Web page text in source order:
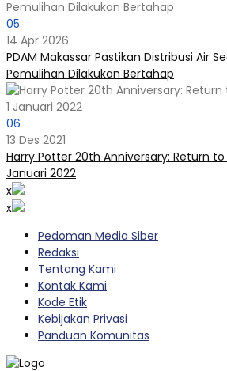
05
14 Apr 2026
PDAM Makassar Pastikan Distribusi Air
Pemulihan Dilakukan Bertahap
06
13 Des 2021
Harry Potter 20th Anniversary: Return to
Januari 2022
x
x
Pedoman Media Siber
Redaksi
Tentang Kami
Kontak Kami
Kode Etik
Kebijakan Privasi
Panduan Komunitas